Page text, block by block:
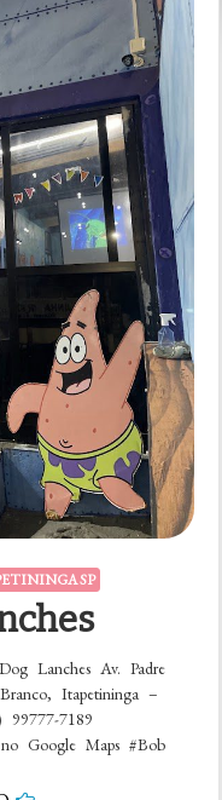
SP
Lanches Av. Padre
Itapetininga –
99777-7189
Google Maps #Bob